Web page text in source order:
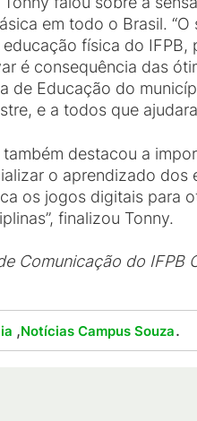
em todo o Brasil.
física do IFPB,
é consequência das
de Educação do
e a todos que
destacou a
o aprendizado dos
os jogos digitais para
finalizou Tonny.
Comunicação do IFPB
,Notícias Campus Souza.